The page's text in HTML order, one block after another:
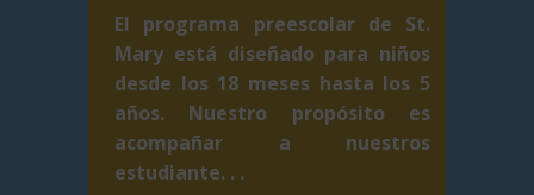
El programa preescolar de St.
Mary está diseñado para niños
desde los 18 meses hasta los 5
años. Nuestro propósito es
acompañar a nuestros
estudiante. . .